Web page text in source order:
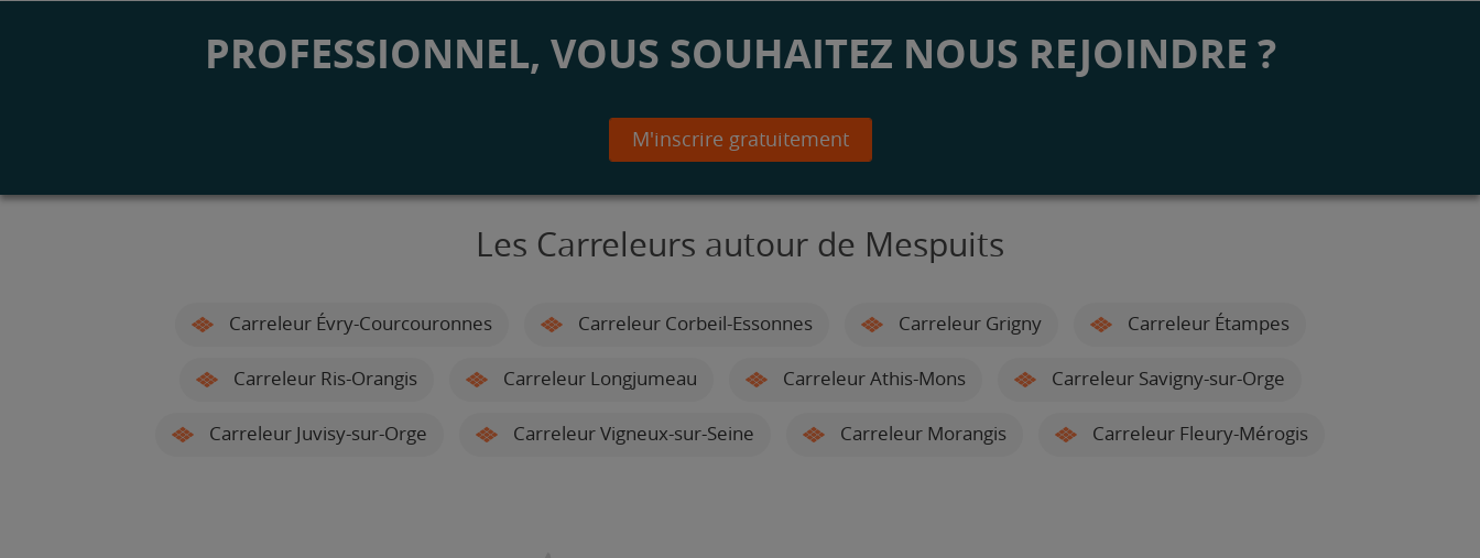
PROFESSIONNEL, VOUS SOUHAITEZ NOUS REJOINDRE ?
M'inscrire gratuitement
Les Carreleurs autour de Mespuits
Carreleur Évry-Courcouronnes Carreleur Corbeil-Essonnes Carreleur Grigny Carreleur Étampes
Carreleur Ris-Orangis Carreleur Longjumeau Carreleur Athis-Mons Carreleur Savigny-sur-Orge
Carreleur Juvisy-sur-Orge Carreleur Vigneux-sur-Seine Carreleur Morangis Carreleur Fleury-Mérogis